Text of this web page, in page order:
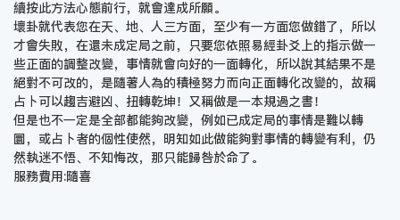
續按此方法心態前行，就會達成所願。
壞卦就代表您在天、地、人三方面，至少有一方面您做錯了，所以
才會失敗，在還未成定局之前，只要您依照易經卦爻上的指示做一
些正面的調整改變，事情就會向好的一面轉化，所以說其結果不是
絕對不可改的，是隨著人為的積極努力而向正面轉化改變的，故稱
占卜可以趨吉避凶、扭轉乾坤！又稱做是一本規過之書！
但是也不一定是全部都能夠改變，例如已成定局的事情是難以轉
圜，或占卜者的個性使然，明知如此做能夠對事情的轉變有利，仍
然執迷不悟、不知悔改，那只能歸咎於命了。
服務費用:隨喜